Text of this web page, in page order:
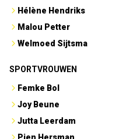
Hélène Hendriks
Malou Petter
Welmoed Sijtsma
SPORTVROUWEN
Femke Bol
Joy Beune
Jutta Leerdam